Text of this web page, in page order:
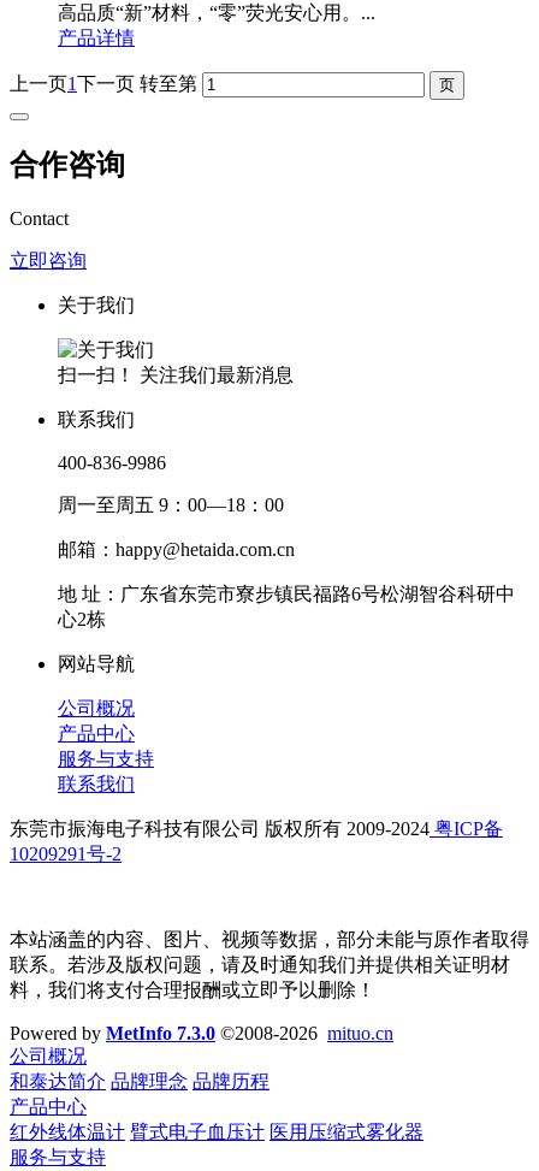
高品质“新”材料，“零”荧光安心用。...
产品详情
上一页1下一页 转至第
合作咨询
Contact
立即咨询
关于我们
扫一扫！ 关注我们最新消息
联系我们
400-836-9986
周一至周五 9：00—18：00
邮箱：happy@hetaida.com.cn
地 址：广东省东莞市寮步镇民福路6号松湖智谷科研中
心2栋
网站导航
公司概况
产品中心
服务与支持
联系我们
东莞市振海电子科技有限公司 版权所有 2009-2024 粤ICP备
10209291号-2
本站涵盖的内容、图片、视频等数据，部分未能与原作者取得
联系。若涉及版权问题，请及时通知我们并提供相关证明材
料，我们将支付合理报酬或立即予以删除！
Powered by MetInfo 7.3.0 ©2008-2026 mituo.cn
公司概况
和泰达简介 品牌理念 品牌历程
产品中心
红外线体温计 臂式电子血压计 医用压缩式雾化器
服务与支持